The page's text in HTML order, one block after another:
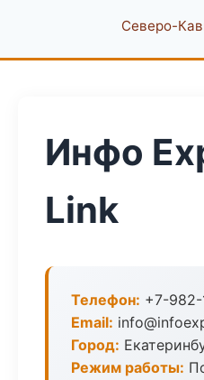
Северо-
Инфо
Link
Телефон: +7-
Email:
Город:
Режим работы: